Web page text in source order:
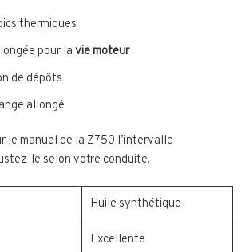
thermiques
pour la vie moteur
de dépôts
allongé
le manuel de la Z750 l’intervalle
le selon votre conduite.
Huile synthétique
Excellente